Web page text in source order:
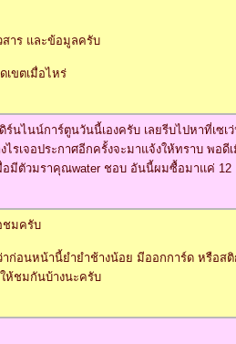
าร และข้อมูลครับ
ขตเมื่อไหร่
ร์นไนน์การ์ตูนวันนี้เองครับ เลยรีบไปหาที่เ
รเจอประกาศอีกครั้งจะมาแจ้งให้ทราบ พอ
ผื่อมีตัวมราคุณwater ชอบ อันนี้ผมซื้อมาแค่
ชมครับ
ก่อนหน้านี้ยำยำช้างน้อย มีออกการ์ด หรือส
ให้ชมกันบ้างนะครับ